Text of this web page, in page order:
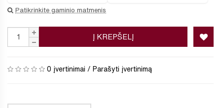
Patikrinkite gaminio matmenis
Į KREPŠELĮ
0 įvertinimai / Parašyti įvertinimą